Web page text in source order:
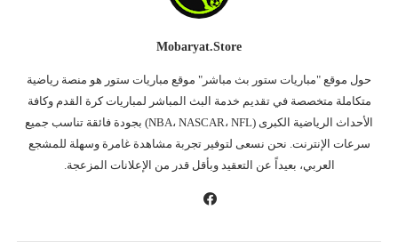
Mobaryat.store
حول موقع "مباريات ستور بث مباشر" موقع مباريات ستور هو منصة رياضية
متكاملة متخصصة في تقديم خدمة البث المباشر لمباريات كرة القدم وكافة
الأحداث الرياضية الكبرى (NBA، NASCAR، NFL) بجودة فائقة تناسب جميع
سرعات الإنترنت. نحن نسعى لتوفير تجربة مشاهدة غامرة وسهلة للمشجع
العربي، بعيداً عن التعقيد وبأقل قدر من الإعلانات المزعجة.